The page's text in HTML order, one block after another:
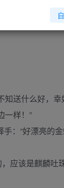
送什么好，幸
一样！”
：“好漂亮的
应该是麒麟吐